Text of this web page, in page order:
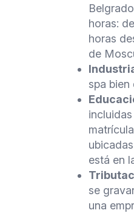
horas:
horas
de
spa
está en
se
una